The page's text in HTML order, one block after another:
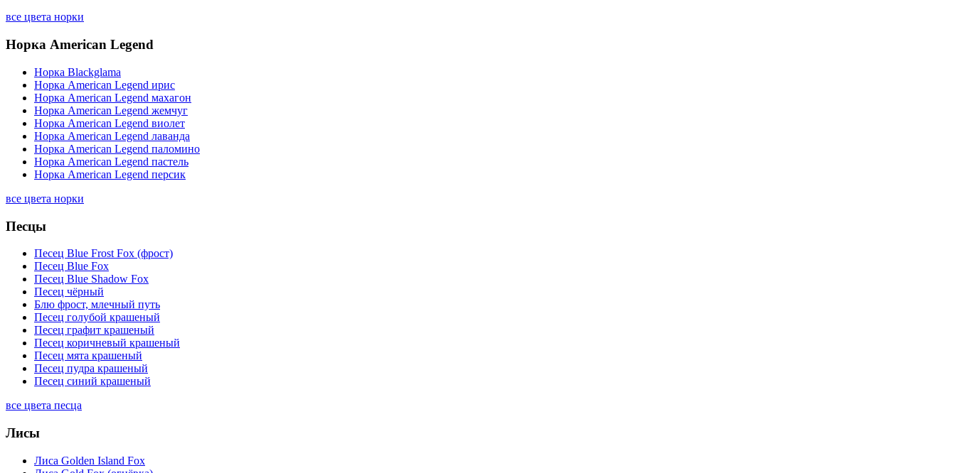
все цвета норки
Норка American Legend
Норка Blackglama
Норка American Legend ирис
Норка American Legend махагон
Норка American Legend жемчуг
Норка American Legend виолет
Норка American Legend лаванда
Норка American Legend паломино
Норка American Legend пастель
Норка American Legend персик
все цвета норки
Песцы
Песец Blue Frost Fox (фрост)
Песец Blue Fox
Песец Blue Shadow Fox
Песец чёрный
Блю фрост, млечный путь
Песец голубой крашеный
Песец графит крашеный
Песец коричневый крашеный
Песец мята крашеный
Песец пудра крашеный
Песец синий крашеный
все цвета песца
Лисы
Лиса Golden Island Fox